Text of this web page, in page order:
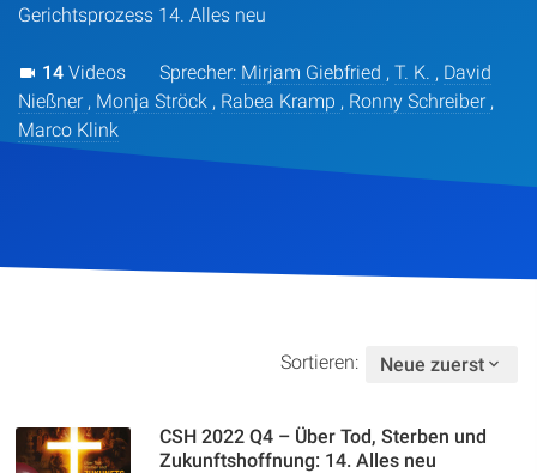
Gerichtsprozess 14. Alles neu
14 Videos Sprecher: Mirjam Giebfried , T. K. , David
Nießner , Monja Ströck , Rabea Kramp , Ronny Schreiber ,
Marco Klink
Sortieren: Neue zuerst
CSH 2022 Q4 – Über Tod, Sterben und
Zukunftshoffnung: 14. Alles neu